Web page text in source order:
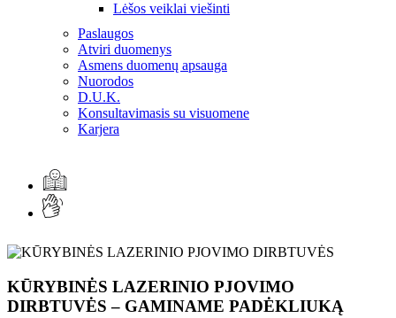
Lėšos veiklai viešinti
Paslaugos
Atviri duomenys
Asmens duomenų apsauga
Nuorodos
D.U.K.
Konsultavimasis su visuomene
Karjera
KŪRYBINĖS LAZERINIO PJOVIMO
DIRBTUVĖS – GAMINAME PADĖKLIUKĄ